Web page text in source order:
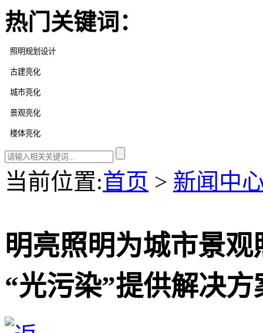
热门关键词：
当前位置:首页 > 新闻中
明亮照明为城市景
“光污染”提供解决方